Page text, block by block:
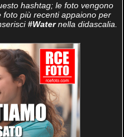
hashtag; le foto vengono
più recenti appaiono per
#Waternella didascalia.